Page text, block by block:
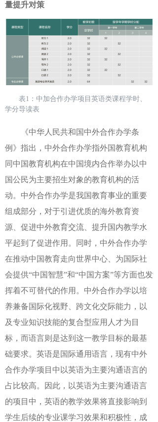
量提升对策
表1：中加合作办学项目英语类课程学时、
学分导读表
《中华人民共和国中外合作办学条
例》指出，中外合作办学指外国教育机构
同中国教育机构在中国境内合作举办以中
国公民为主要招生对象的教育机构的活
动。中外合作办学是我国教育事业的重要
组成部分，对于引进优质的海外教育资
源、促进中外教育交流、提升国内教学水
平起到了促进作用。同时，中外合作办学
在推动中国教育走向世界中心、为国际社
会提供“中国智慧”和“中国方案”等方面也发
挥着不可替代的作用。中外合作办学以培
养兼备国际化视野、跨文化交际能力，以
及专业知识技能的复合型应用人才为目
标，而语言则是达到这一教学目标的最基
础要求。英语是国际通用语言，现有中外
合作办学项目中以英语为主要沟通语言的
占比较高。因此，以英语为主要沟通语言
的项目中，英语的教学效果将直接影响到
学生后续的专业课学习效果和积极性，成